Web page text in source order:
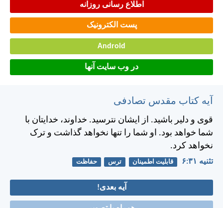
اطلاع رسانی روزانه
پست الکترونیک
Android
در وب سایت آنها
آیه کتاب مقدس تصادفی
قوی و دلير باشيد. از ايشان نترسيد. خداوند، خدايتان با
شما خواهد بود. او شما را تنها نخواهد گذاشت و ترک
نخواهد كرد.
تثنيه ۳۱:‏۶ قابلیت اطمینان ترس حفاظت
آیه بعدی!